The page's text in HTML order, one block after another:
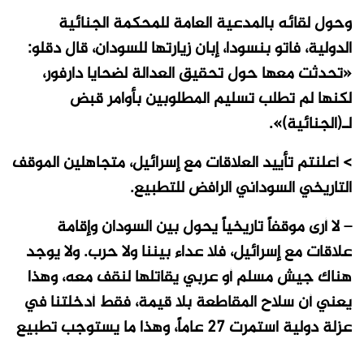
وحول لقائه بالمدعية العامة للمحكمة الجنائية
الدولية، فاتو بنسودا، إبان زيارتها للسودان، قال دقلو:
«تحدثت معها حول تحقيق العدالة لضحايا دارفور،
لكنها لم تطلب تسليم المطلوبين بأوامر قبض
لـ(الجنائية)».
> أعلنتم تأييد العلاقات مع إسرائيل، متجاهلين الموقف
التاريخي السوداني الرافض للتطبيع.
– لا أرى موقفاً تاريخياً يحول بين السودان وإقامة
علاقات مع إسرائيل، فلا عداء بيننا ولا حرب. ولا يوجد
هناك جيش مسلم أو عربي يقاتلها لنقف معه، وهذا
يعني أن سلاح المقاطعة بلا قيمة، فقط أدخلتنا في
عزلة دولية استمرت 27 عاماً، وهذا ما يستوجب تطبيع